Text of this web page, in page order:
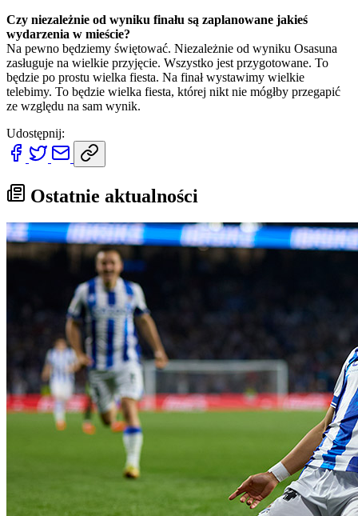
Czy niezależnie od wyniku finału są zaplanowane jakieś
wydarzenia w mieście?
Na pewno będziemy świętować. Niezależnie od wyniku Osasuna
zasługuje na wielkie przyjęcie. Wszystko jest przygotowane. To
będzie po prostu wielka fiesta. Na finał wystawimy wielkie
telebimy. To będzie wielka fiesta, której nikt nie mógłby przegapić
ze względu na sam wynik.
Udostępnij:
Ostatnie aktualności